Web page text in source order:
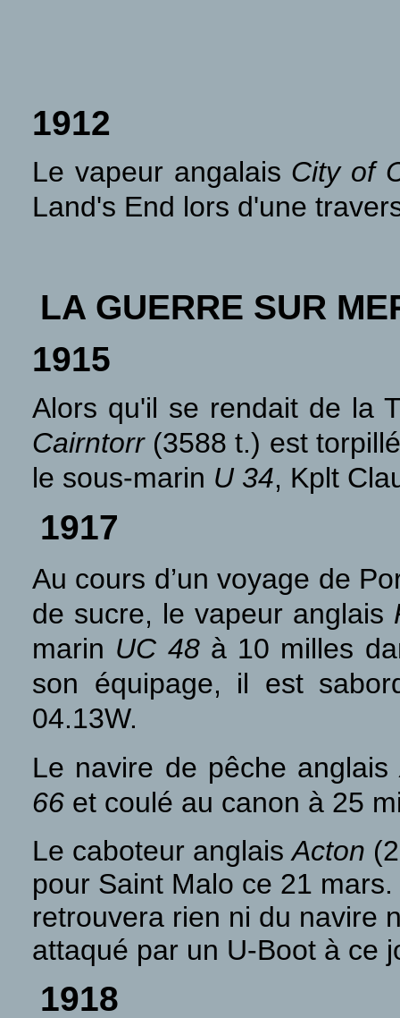
1912
Le vapeur angalais City of
Land's End lors d'une
LA GUERRE SUR
1915
Alors qu'il se rendait de la
Cairntorr(3588 t.) est
le sous-marin U 34, Kplt
1917
Au cours d’un voyage de
de sucre, le vapeur anglais
marin UC 48à 10 milles
son équipage, il est
04.13W.
Le navire de pêche anglais
66 et coulé au canon à 25
Le caboteur anglaisActon
pour Saint Malo ce 21
retrouvera rien ni du navire
attaqué par un U-Boot à ce
1918